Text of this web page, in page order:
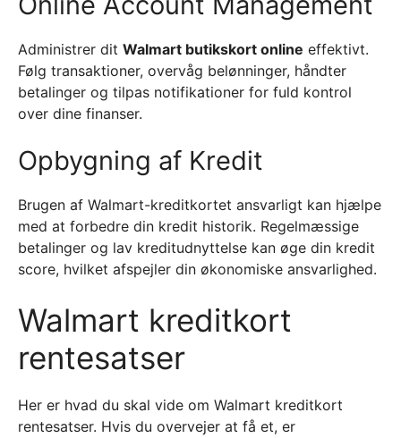
Administrer dit Walmart butikskort online effektivt.
Følg transaktioner, overvåg belønninger, håndter
betalinger og tilpas notifikationer for fuld kontrol
over dine finanser.
Opbygning af Kredit
Brugen af Walmart-kreditkortet ansvarligt kan hjælpe
med at forbedre din kredit historik. Regelmæssige
betalinger og lav kreditudnyttelse kan øge din kredit
score, hvilket afspejler din økonomiske ansvarlighed.
Walmart kreditkort
rentesatser
Her er hvad du skal vide om Walmart kreditkort
rentesatser. Hvis du overvejer at få et, er